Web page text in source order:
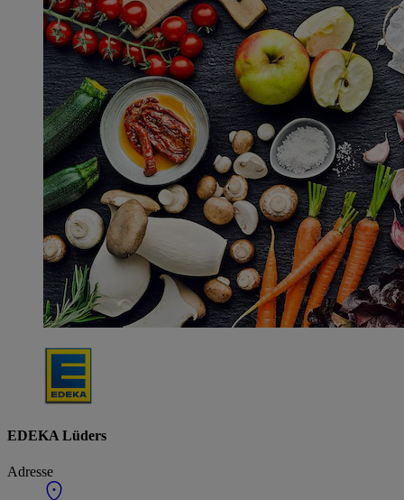
EDEKA Lüders
Adresse